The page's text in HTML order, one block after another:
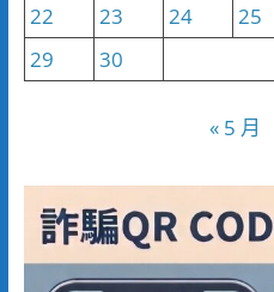
22
23 24 25
29
30
« 5 月